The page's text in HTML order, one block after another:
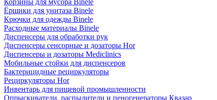
Корзины для мусора Binele
Ёршики для унитаза Binele
Крючки для одежды Binele
Расходные материалы Binele
Диспенсеры для обработки рук
Диспенсеры сенсорные и дозаторы Hor
Диспенсеры и дозаторы Mediclinics
Мобильные стойки для диспенсеров
Бактерицидные рециркуляторы
Рециркуляторы Hor
Инвентарь для пищевой промышленности
Опрыскиватели, распылители и пеногенераторы Квазар